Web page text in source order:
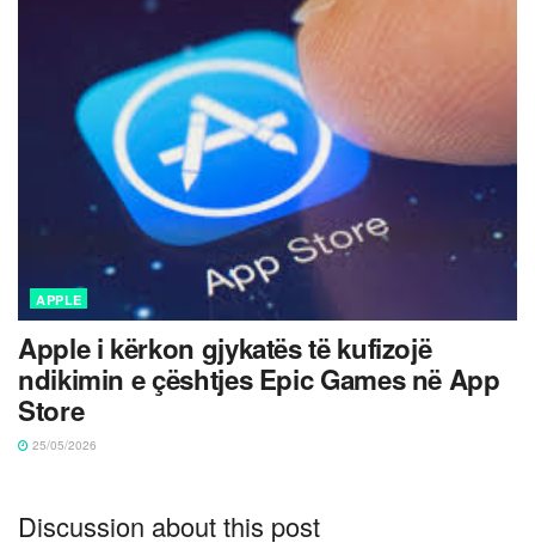
APPLE
Apple i kërkon gjykatës të kufizojë
ndikimin e çështjes Epic Games në App
Store
25/05/2026
Discussion about this post